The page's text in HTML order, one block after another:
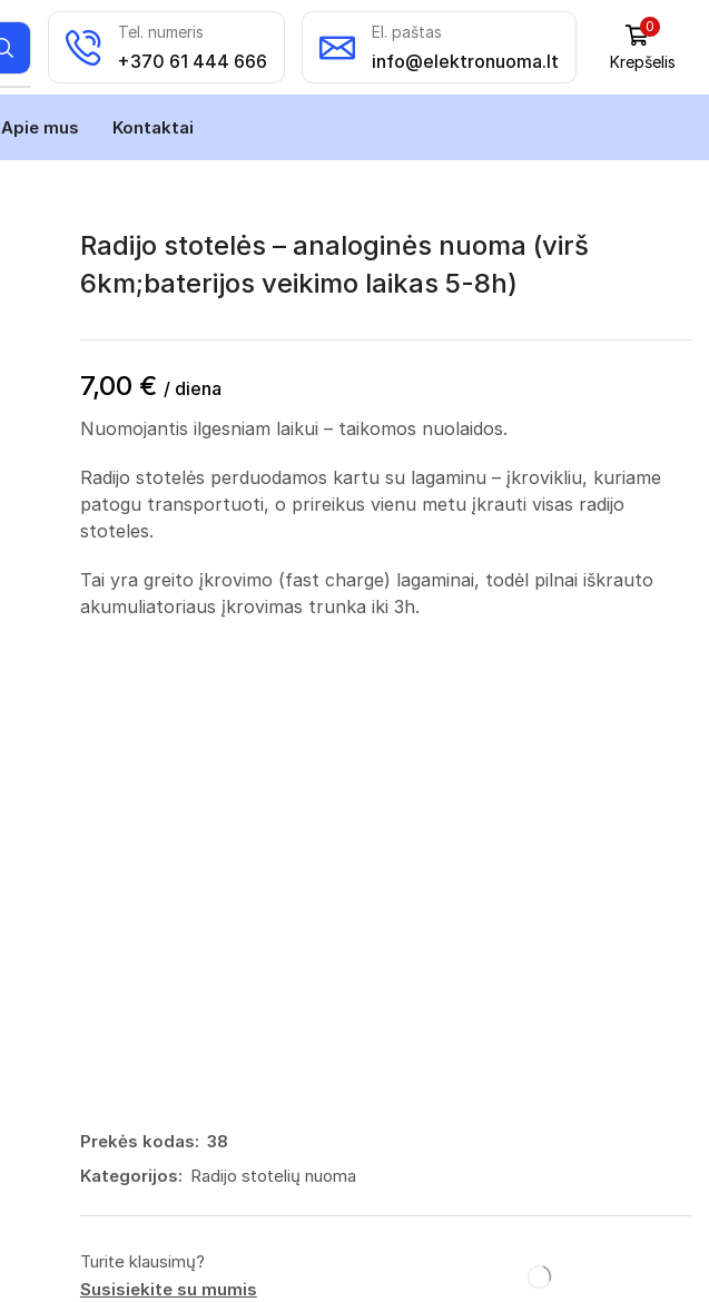
Tel. numeris
+370 61 444 666
El. paštas
info@elektronuoma.lt
0
Krepšelis
Apie mus Kontaktai
Radijo stotelės – analoginės nuoma (virš
6km;baterijos veikimo laikas 5-8h)
7,00 € / diena
Nuomojantis ilgesniam laikui – taikomos nuolaidos.
Radijo stotelės perduodamos kartu su lagaminu – įkrovikliu, kuriame
patogu transportuoti, o prireikus vienu metu įkrauti visas radijo
stoteles.
Tai yra greito įkrovimo (fast charge) lagaminai, todėl pilnai iškrauto
akumuliatoriaus įkrovimas trunka iki 3h.
Prekės kodas: 38
Kategorijos: Radijo stotelių nuoma
Turite klausimų?
Susisiekite su mumis